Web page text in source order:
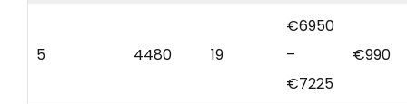
5 4480 19
€6950
–
€7225
€990